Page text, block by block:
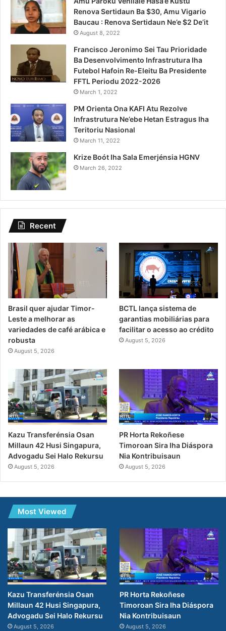
Renova Sertidaun Ba $30, Amu Vigario
Baucau : Renova Sertidaun Ne’e $2 De’it
August 8, 2022
Francisco Jeronimo Sei Tau Prioridade
Ba Desenvolvimento Infrastrutura Iha
Futebol Hafoin Re-Eleitu Ba Presidente
FFTL Periodu 2022-2026
March 1, 2022
PM Orienta Ona KAFI Atu Rezolve
Infrastrutura Ne’ebe Hetan Estragus Iha
Teritoriu Nasional
March 11, 2022
Krize Boót Iha Sala Emerjénsia HGNV
March 26, 2022
Recent
Brasil quer ajudar Timor-
Leste a melhorar as
variedades de café arábica e
robusta
August 5, 2026
BCTL lança sistema de
garantias mobiliárias para
facilitar o acesso ao crédito
August 5, 2026
Kazu Transferénsia Osan
Millaun 42 Husi Singapura,
Advogadu Sei Halo Rekursu
August 5, 2026
PR Horta Rekoñese
Timoroan Sira Iha Diáspora
Nia Kontribuisaun
August 5, 2026
Most Viewed
Kazu Transferénsia Osan
Millaun 42 Husi Singapura,
Advogadu Sei Halo Rekursu
August 5, 2026
PR Horta Rekoñese
Timoroan Sira Iha Diáspora
Nia Kontribuisaun
August 5, 2026